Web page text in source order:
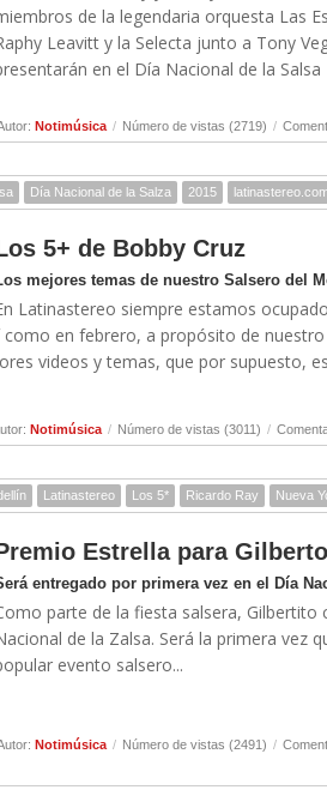
de la legendaria orquesta Las
Leavitt y la Selecta junto a Tony
en el Día Nacional de la Salsa
Notimúsica / Número de vistas (2719) /
Día Nacional de la Salza 2015
5+ de Bobby Cruz
mejores temas de nuestro Salsero del
Latinastereo siempre estamos
en febrero, a propósito de
videos y temas, que por supuesto,
Notimúsica / Número de vistas (3011) /
Latinastereo Los 5* Ricardo Ray Nueva
Estrella para
entregado por primera vez en el Día
parte de la fiesta salsera,
de la Zalsa. Será la primera vez
evento salsero...
Notimúsica / Número de vistas (2491) /